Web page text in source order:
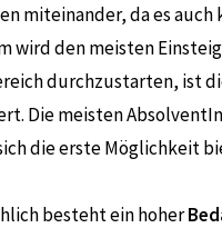
miteinander, da es
wird den meisten
durchzustarten, ist
Die meisten
die erste Möglichkeit
besteht ein hoher